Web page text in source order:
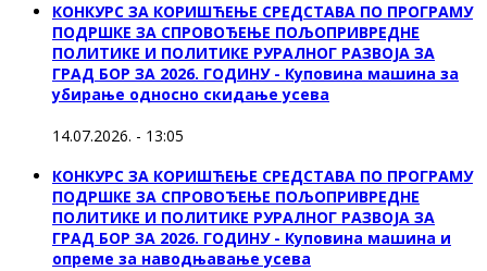
КОНКУРС ЗА КОРИШЋЕЊЕ СРЕДСТАВА ПО ПРОГРАМУ
ПОДРШКЕ ЗА СПРОВОЂЕЊЕ ПОЉОПРИВРЕДНЕ
ПОЛИТИКЕ И ПОЛИТИКЕ РУРАЛНОГ РАЗВОЈА ЗА
ГРАД БОР ЗА 2026. ГОДИНУ - Куповинa машина за
убирање односно скидање усева
14.07.2026. - 13:05
КОНКУРС ЗА КОРИШЋЕЊЕ СРЕДСТАВА ПО ПРОГРАМУ
ПОДРШКЕ ЗА СПРОВОЂЕЊЕ ПОЉОПРИВРЕДНЕ
ПОЛИТИКЕ И ПОЛИТИКЕ РУРАЛНОГ РАЗВОЈА ЗА
ГРАД БОР ЗА 2026. ГОДИНУ - Куповина машина и
опреме за наводњавање усева